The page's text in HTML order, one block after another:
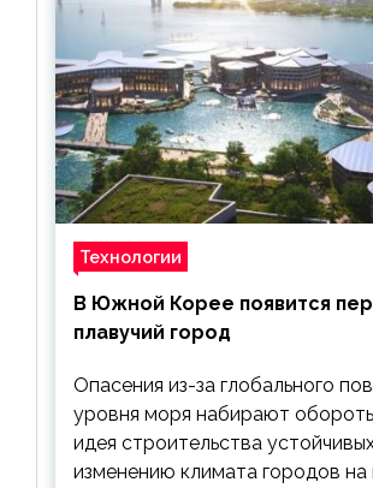
Технологии
В Южной Корее появится
плавучий город
Опасения из-за глобального
уровня моря набирают
идея строительства
изменению климата городов на